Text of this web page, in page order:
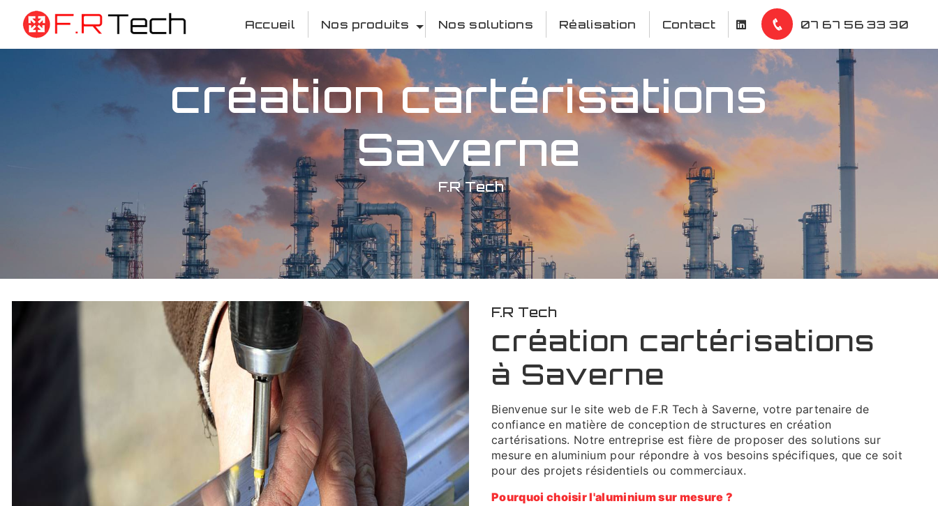
Accueil Nos produits Nos solutions Réalisation Contact 07 67 56 33 30
création cartérisations
Saverne
F.R Tech
F.R Tech
création cartérisations
à Saverne
Bienvenue sur le site web de F.R Tech à Saverne, votre partenaire de
confiance en matière de conception de structures en création
cartérisations. Notre entreprise est fière de proposer des solutions sur
mesure en aluminium pour répondre à vos besoins spécifiques, que ce soit
pour des projets résidentiels ou commerciaux.
Pourquoi choisir l'aluminium sur mesure ?
Panneau de gestion des cookies